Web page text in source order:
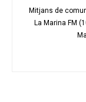
Mitjans de
La Marina FM